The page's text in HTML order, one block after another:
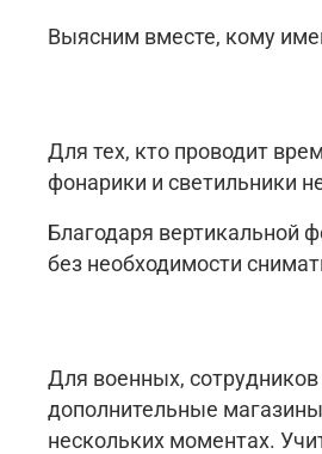
Выясним вместе, кому
Для тех, кто проводит
фонарики и светильники
Благодаря вертикальной
без необходимости
Для военных,
дополнительные
нескольких моментах.